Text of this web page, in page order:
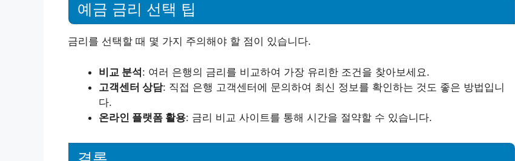
예금 금리 선택 팁
금리를 선택할 때 몇 가지 주의해야 할 점이 있습니다.
비교 분석: 여러 은행의 금리를 비교하여 가장 유리한 조건을 찾아보세요.
고객센터 상담: 직접 은행 고객센터에 문의하여 최신 정보를 확인하는 것도 좋은 방법입니
다.
온라인 플랫폼 활용: 금리 비교 사이트를 통해 시간을 절약할 수 있습니다.